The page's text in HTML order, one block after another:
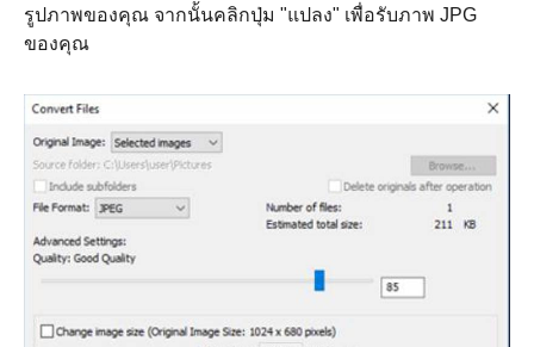
รูปภาพของคุณ จากนั้นคลิกปุ่ม "แปลง" เพื่อรับภาพ JPG
ของคุณ